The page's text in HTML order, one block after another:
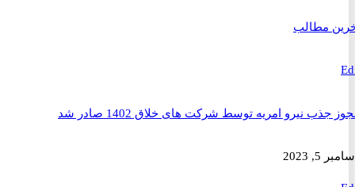
مطالب
نیرو امریه توسط شرکت های خلاق 1402 صادر شد